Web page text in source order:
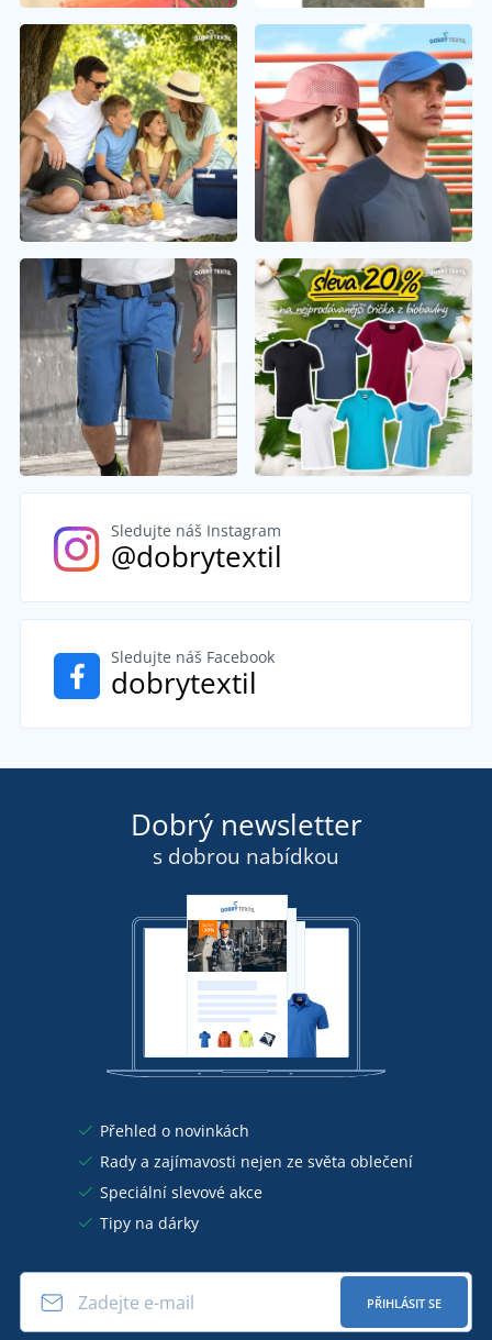
Sledujte náš Instagram
@dobrytextil
Sledujte náš Facebook
dobrytextil
Dobrý newsletter
s dobrou nabídkou
Přehled o novinkách
Rady a zajímavosti nejen ze světa oblečení
Speciální slevové akce
Tipy na dárky
PŘIHLÁSIT SE